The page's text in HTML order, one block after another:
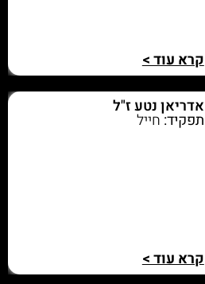
קרא עוד >
אדריאן נטע ז"ל
תפקיד:חייל
קרא עוד >